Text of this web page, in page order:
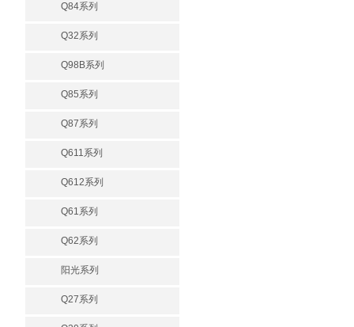
Q84系列
Q32系列
Q98B系列
Q85系列
Q87系列
Q611系列
Q612系列
Q61系列
Q62系列
阳光系列
Q27系列